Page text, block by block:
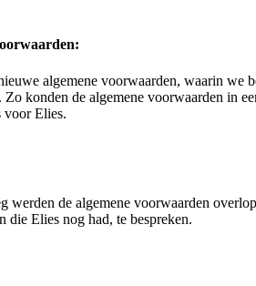
algemene voorwaarden, waarin we
Zo konden de algemene voorwaarden in
voor Elies.
werden de algemene voorwaarden
die Elies nog had, te bespreken.